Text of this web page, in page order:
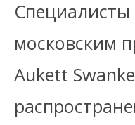
московским
Aukett